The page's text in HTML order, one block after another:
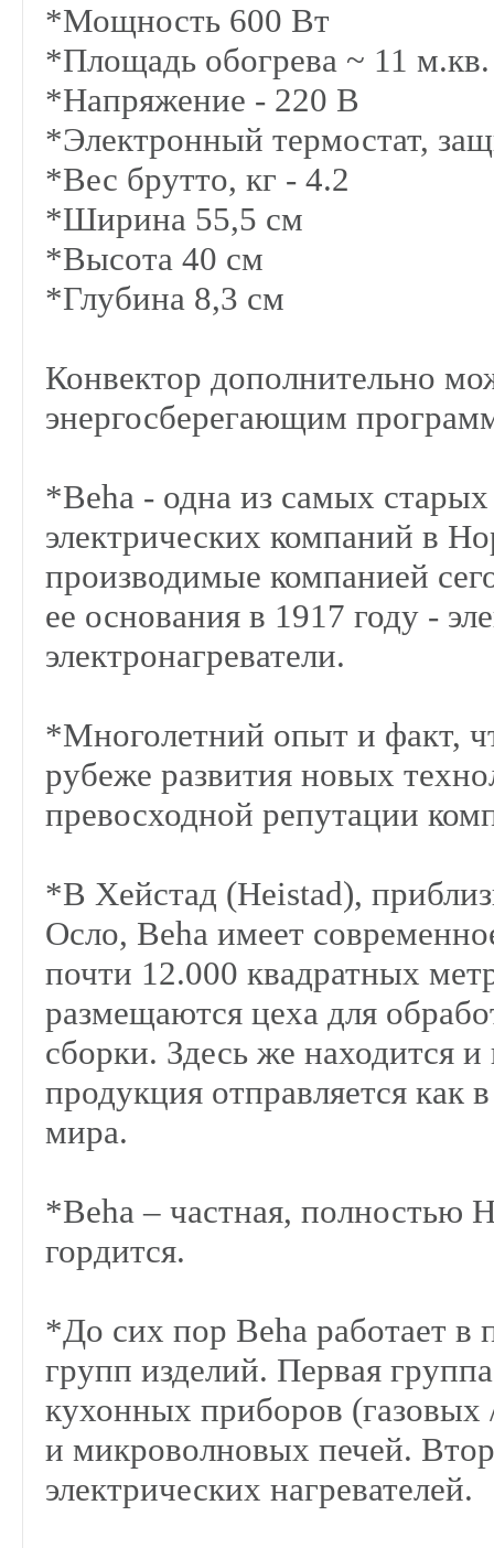
*Мощность 600 Вт
*Площадь обогрева ~ 11 м.кв.
*Напряжение - 220 В
*Электронный термостат,
*Вес брутто, кг - 4.2
*Ширина 55,5 см
*Высота 40 см
*Глубина 8,3 см
Конвектор дополнительно
энергосберегающим
*Beha - одна из самых
электрических компаний в
производимые компанией
ее основания в 1917 году -
электронагреватели.
*Многолетний опыт и факт,
рубеже развития новых
превосходной репутации
*В Хейстад (Heistad),
Осло, Beha имеет
почти 12.000 квадратных
размещаются цеха для
сборки. Здесь же находится и
продукция отправляется как
мира.
*Beha – частная, полностью
гордится.
*До сих пор Beha работает в
групп изделий. Первая
кухонных приборов
и микроволновых печей.
электрических нагревателей.